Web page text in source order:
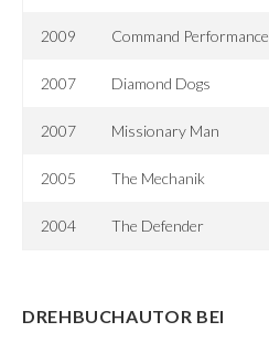
2009 Command Performance
2007 Diamond Dogs
2007 Missionary Man
2005 The Mechanik
2004 The Defender
DREHBUCHAUTOR BEI